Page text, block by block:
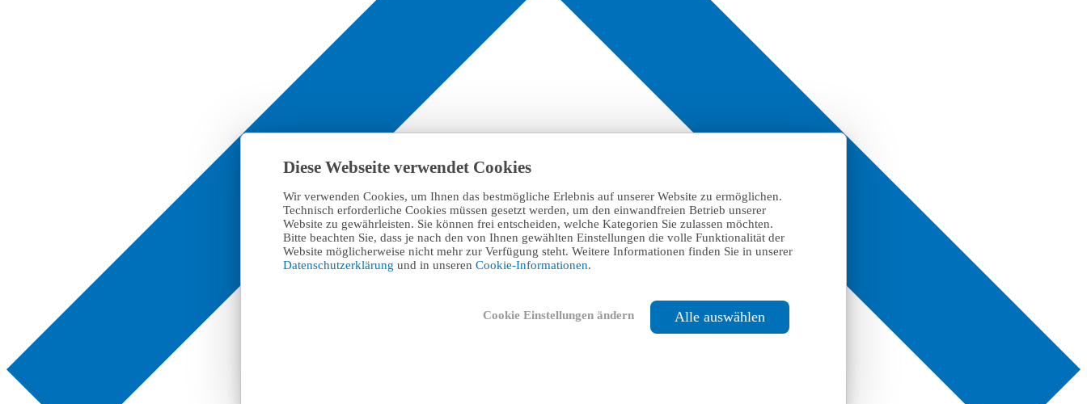
Diese Webseite verwendet Cookies
Wir verwenden Cookies, um Ihnen das bestmögliche Erlebnis auf unserer Website zu ermöglichen.
Technisch erforderliche Cookies müssen gesetzt werden, um den einwandfreien Betrieb unserer
Website zu gewährleisten. Sie können frei entscheiden, welche Kategorien Sie zulassen möchten.
Bitte beachten Sie, dass je nach den von Ihnen gewählten Einstellungen die volle Funktionalität der
Website möglicherweise nicht mehr zur Verfügung steht. Weitere Informationen finden Sie in unserer
Datenschutzerklärung und in unseren Cookie-Informationen.
Cookie Einstellungen ändern Alle auswählen